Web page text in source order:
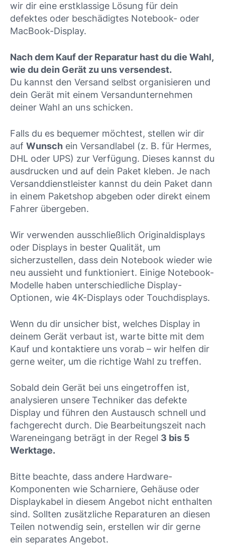
wir dir eine erstklassige Lösung für dein
defektes oder beschädigtes Notebook- oder
MacBook-Display.
Nach dem Kauf der Reparatur hast du die Wahl,
wie du dein Gerät zu uns versendest.
Du kannst den Versand selbst organisieren und
dein Gerät mit einem Versandunternehmen
deiner Wahl an uns schicken.
Falls du es bequemer möchtest, stellen wir dir
auf Wunsch ein Versandlabel (z. B. für Hermes,
DHL oder UPS) zur Verfügung. Dieses kannst du
ausdrucken und auf dein Paket kleben. Je nach
Versanddienstleister kannst du dein Paket dann
in einem Paketshop abgeben oder direkt einem
Fahrer übergeben.
Wir verwenden ausschließlich Originaldisplays
oder Displays in bester Qualität, um
sicherzustellen, dass dein Notebook wieder wie
neu aussieht und funktioniert. Einige Notebook-
Modelle haben unterschiedliche Display-
Optionen, wie 4K-Displays oder Touchdisplays.
Wenn du dir unsicher bist, welches Display in
deinem Gerät verbaut ist, warte bitte mit dem
Kauf und kontaktiere uns vorab – wir helfen dir
gerne weiter, um die richtige Wahl zu treffen.
Sobald dein Gerät bei uns eingetroffen ist,
analysieren unsere Techniker das defekte
Display und führen den Austausch schnell und
fachgerecht durch. Die Bearbeitungszeit nach
Wareneingang beträgt in der Regel 3 bis 5
Werktage.
Bitte beachte, dass andere Hardware-
Komponenten wie Scharniere, Gehäuse oder
Displaykabel in diesem Angebot nicht enthalten
sind. Sollten zusätzliche Reparaturen an diesen
Teilen notwendig sein, erstellen wir dir gerne
ein separates Angebot.